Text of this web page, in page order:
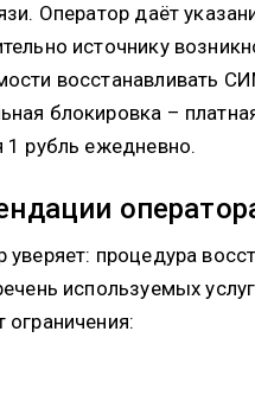
Оператор даёт
источнику
восстанавливать
блокировка –
1 рубль ежедневно.
уверяет: процедура
используемых
ограничения: